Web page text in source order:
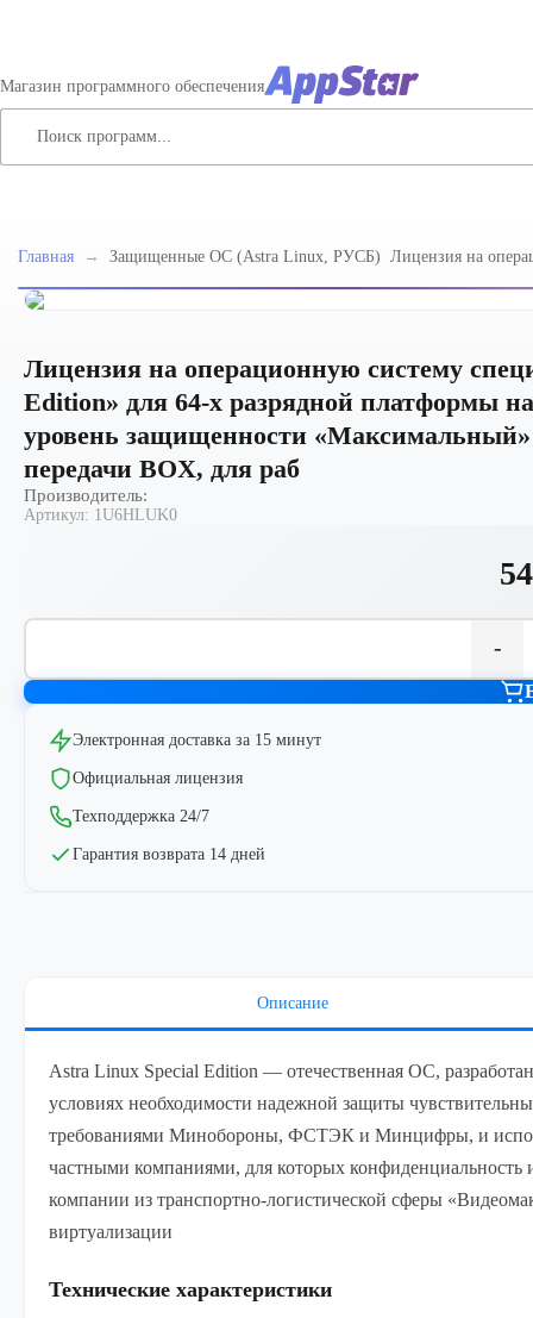
Магазин программного обеспечения
Главная → Защищенные ОС (Astra Linux, РУСБ) Лицензия на
Edition» для 64-х
раб
Лицензия на операционную систему
Edition» для 64-х разрядной платформы
уровень защищенности
передачи BOX, для раб
Производитель:
Артикул: 1U6HLUK0
-
Электронная доставка за 15 минут
Официальная лицензия
Техподдержка 24/7
Гарантия возврата 14 дней
Описание
Astra Linux Special Edition — отечественная ОС,
условиях необходимости надежной защиты
требованиями Минобороны, ФСТЭК и Минцифры, и
частными компаниями, для которых
компании из транспортно-логистической сферы
виртуализации
Технические характеристики